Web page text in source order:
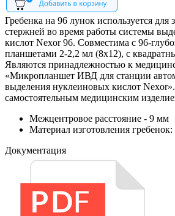
Гребенка на 96 лунок используется
стержней во время работы системы
кислот Nexor 96. Совместима с 96-
планшетами 2-2,2 мл (8х12), с
Являются принадлежностью к
«Микропланшет ИВД для станции
выделения нуклеиновых кислот
самостоятельным медицинским
Межцентровое расстояние - 9 мм
Материал изготовления
Документация